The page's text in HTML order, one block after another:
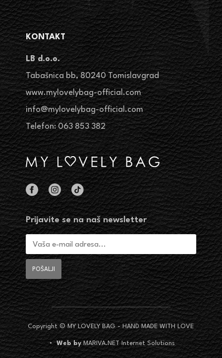
KONTAKT
LB d.o.o.
Tabašnica bb, 80240 Tomislavgrad
www.mylovelybag-official.com
info@mylovelybag-official.com
Telefon: 063 853 382
Prijavite se na naš newsletter
Copyright © MY LOVELY BAG - HAND MADE WITH LOVE
•Web by MARIVA.NET Internet Solutions